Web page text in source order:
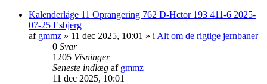
Kalenderlåge 11 Oprangering 762 D-Hctor 193 411-6 2025-
07-25 Esbjerg
af gmmz » 11 dec 2025, 10:01 » i Alt om de rigtige jernbaner
0 Svar
1205 Visninger
Seneste indlæg af gmmz
11 dec 2025, 10:01